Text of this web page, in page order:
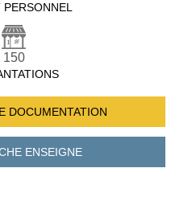
PERSONNEL
150
DOCUMENTATION
ENSEIGNE